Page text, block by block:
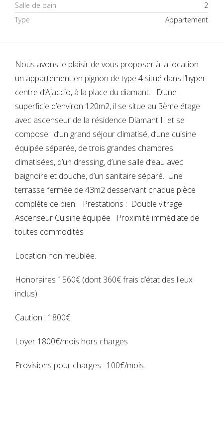
Salle de bain
2
Type
Appartement
Nous avons le plaisir de vous proposer à la location
un appartement en pignon de type 4 situé dans l’hyper
centre d’Ajaccio, à la place du diamant. D’une
superficie d’environ 120m2, il se situe au 3ème étage
avec ascenseur de la résidence Diamant II et se
compose : d’un grand séjour climatisé, d’une cuisine
équipée séparée, de trois grandes chambres
climatisées, d’un dressing, d’une salle d’eau avec
baignoire et douche, d’un sanitaire séparé. Une
terrasse fermée de 43m2 desservant chaque pièce
complète ce bien. Prestations : Double vitrage
Ascenseur Cuisine équipée Proximité immédiate de
toutes commodités
Location non meublée.
Honoraires 1560€ (dont 360€ frais d’état des lieux
inclus).
Caution : 1800€.
Loyer 1800€/mois hors charges
Provisions pour charges : 100€/mois.
Connexion
Créer votre compte,Cela prend
Identifiant